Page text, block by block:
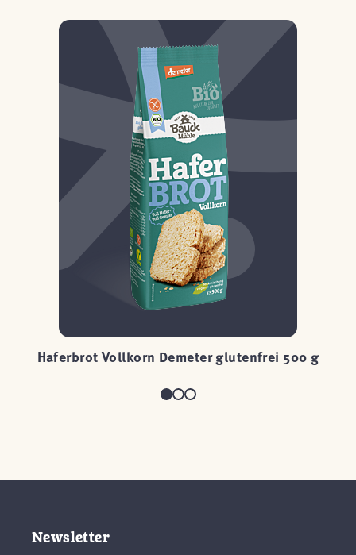
Haferbrot Vollkorn Demeter glutenfrei 500 g
Newsletter